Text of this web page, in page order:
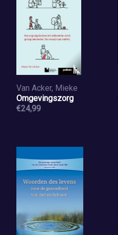
Van Acker, Mieke
Omgevingszorg
€24,99